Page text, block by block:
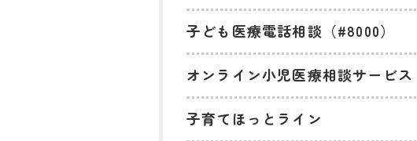
子ども医療電話相談（#8000）
オンライン小児医療相談サービス
子育てほっとライン